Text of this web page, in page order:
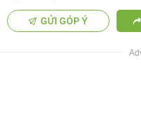
GỬI GÓP Ý